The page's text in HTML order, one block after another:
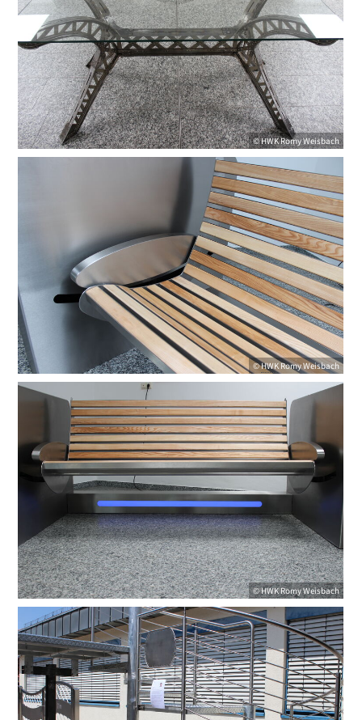
©HWKRomy Weisbach
©HWKRomy Weisbach
©HWKRomy Weisbach